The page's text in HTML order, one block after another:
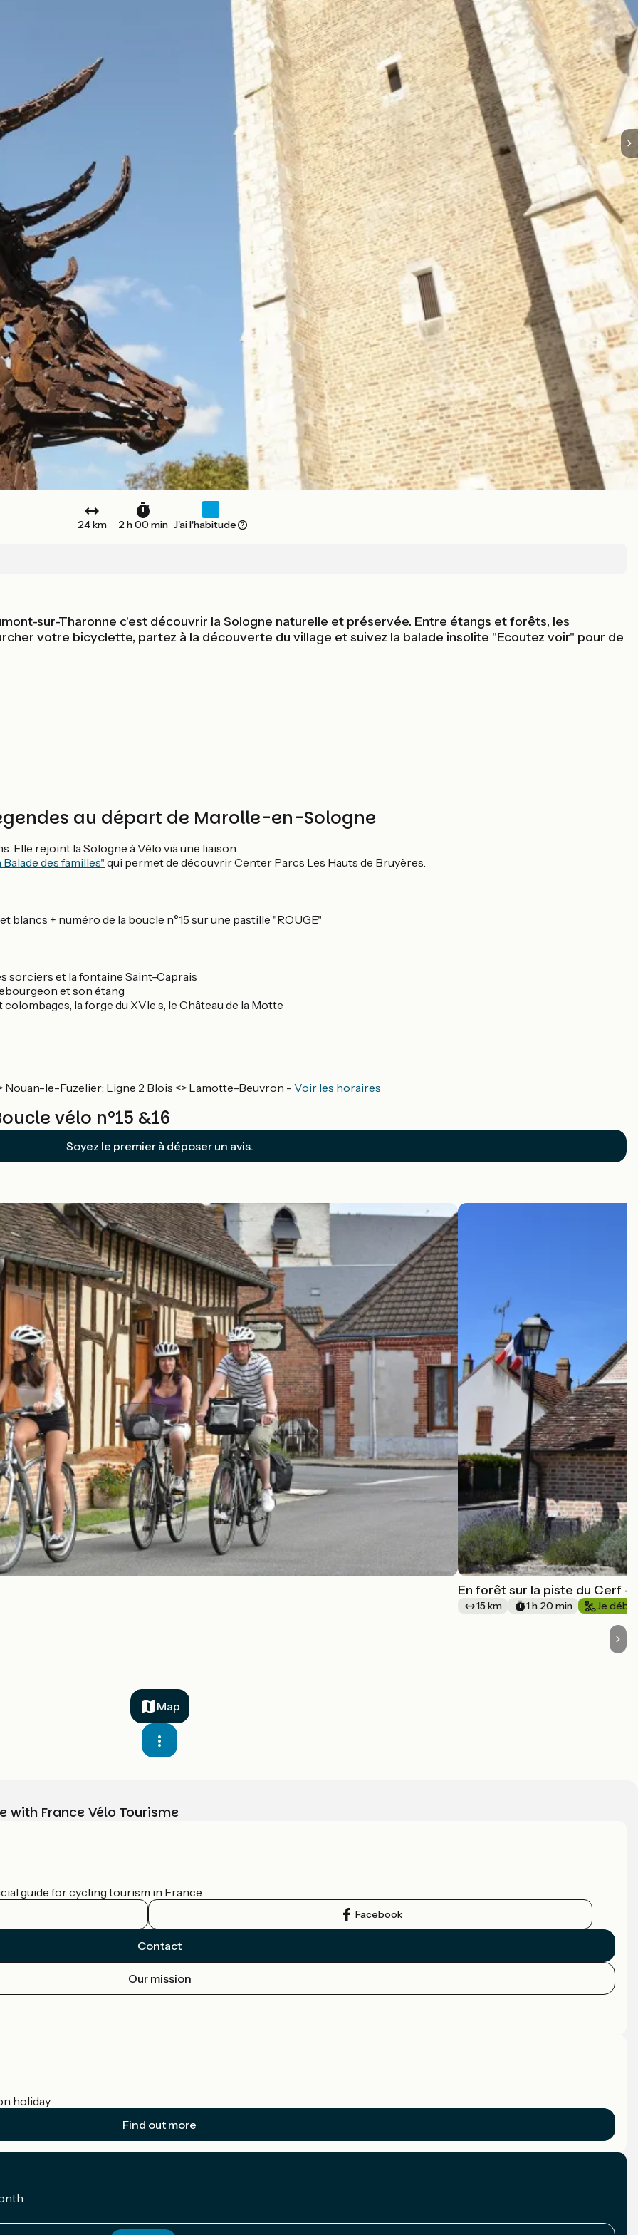
24 km 2 h 00 min J'ai l'habitude
sur-Tharonne c'est découvrir la Sologne naturelle et préservée. Entre étangs et forêts, les
votre bicyclette, partez à la découverte du village et suivez la balade insolite "Ecoutez voir" pour de
au départ de Marolle-en-Sologne
Elle rejoint la Sologne à Vélo via une liaison.
Balade des familles" qui permet de découvrir Center Parcs Les Hauts de Bruyères.
blancs + numéro de la boucle n°15 sur une pastille "ROUGE"
sorciers et la fontaine Saint-Caprais
et son étang
la forge du XVIe s, le Château de la Motte
le-Fuzelier; Ligne 2 Blois <> Lamotte-Beuvron -Voir les horaires
vélo n°15 &16
Soyez le premier à déposer un avis.
En forêt sur la piste du Cerf -
15 km 1 h 20 min Je
Map
France Vélo Tourisme
guide for cycling tourism in France.
Facebook
Contact
Our mission
holiday.
Find out more